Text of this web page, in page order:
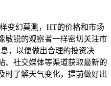
变幻莫测，HT的价格和市场
敏锐的观察者一样密切关注市
，以便做出合理的投资决
、社交媒体等渠道获取最新的
时了解天气变化，提前做好出